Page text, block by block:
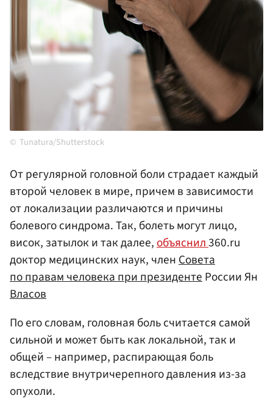
Tunatura/Shutterstock
От регулярной головной боли страдает каждый
второй человек в мире, причем в зависимости
от локализации различаются и причины
болевого синдрома. Так, болеть могут лицо,
висок, затылок и так далее,объяснил360.ru
доктор медицинских наук, членСовета
по правам человека при президентеРоссии Ян
Власов
По его словам, головная боль считается самой
сильной и может быть как локальной, так и
общей – например, распирающая боль
вследствие внутричерепного давления из-за
опухоли.